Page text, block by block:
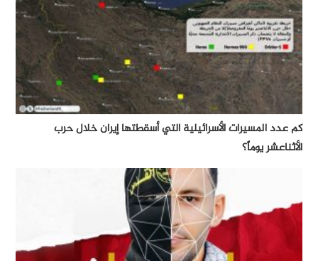
كم عدد المسيرات الأسرائيلية التي أسقطتها إيران خلال حرب
الأثناعشر يوماً؟